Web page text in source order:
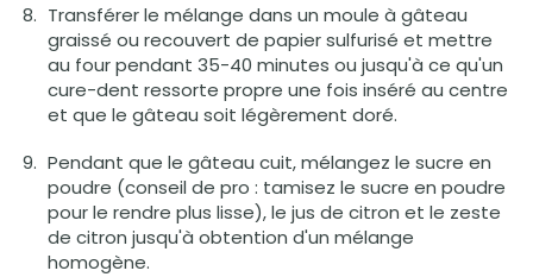
Transférer le mélange dans un moule à gâteau
graissé ou recouvert de papier sulfurisé et mettre
au four pendant 35-40 minutes ou jusqu'à ce qu'un
cure-dent ressorte propre une fois inséré au centre
et que le gâteau soit légèrement doré.
Pendant que le gâteau cuit, mélangez le sucre en
poudre (conseil de pro : tamisez le sucre en poudre
pour le rendre plus lisse), le jus de citron et le zeste
de citron jusqu'à obtention d'un mélange
homogène.